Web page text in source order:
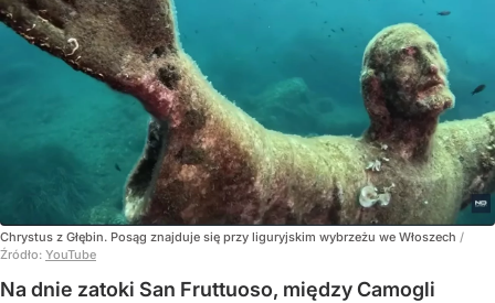
Chrystus z Głębin. Posąg znajduje się przy liguryjskim wybrzeżu we Włoszech /
Źródło: YouTube
Na dnie zatoki San Fruttuoso, między Camogli